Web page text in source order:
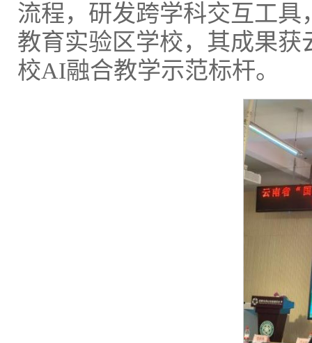
流程，研发跨学科交互工
教育实验区学校，其成果
校AI融合教学示范标杆。